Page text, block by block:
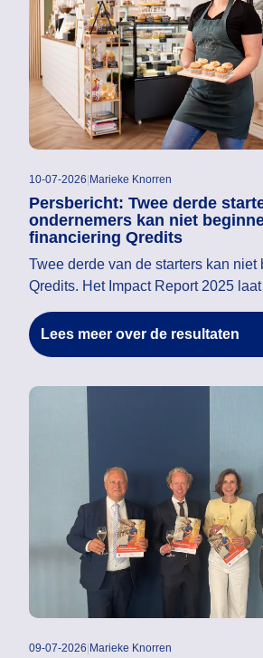
10-07-2026 Marieke Knorren
Persbericht: Twee derde
ondernemers kan niet
financiering Qredits
Twee derde van de starters kan niet
Qredits. Het Impact Report 2025
Lees meer over de resultaten
09-07-2026 Marieke Knorren